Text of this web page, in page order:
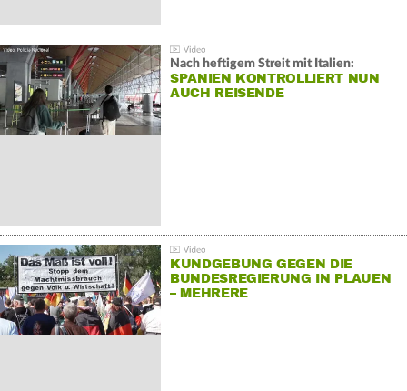
Nach heftigem Streit mit Italien:
SPANIEN KONTROLLIERT NUN
AUCH REISENDE
KUNDGEBUNG GEGEN DIE
BUNDESREGIERUNG IN PLAUEN
– MEHRERE